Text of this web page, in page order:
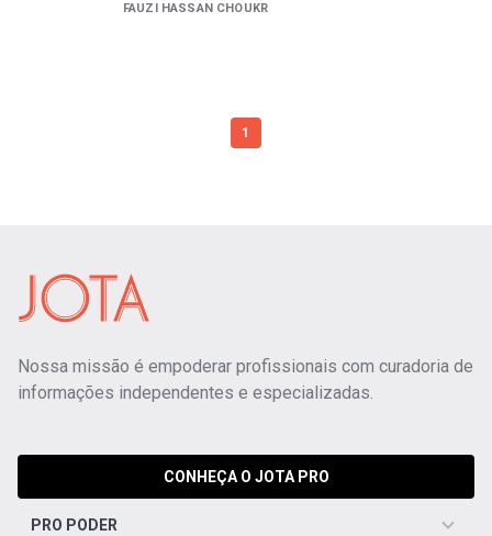
FAUZI HASSAN CHOUKR
1
Nossa missão é empoderar profissionais com curadoria de
informações independentes e especializadas.
CONHEÇA O JOTA PRO
PRO PODER